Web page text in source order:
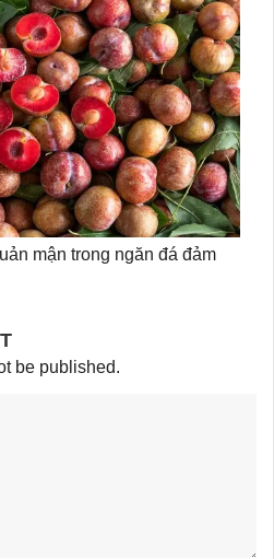
mận trong ngăn đá đảm
be published.